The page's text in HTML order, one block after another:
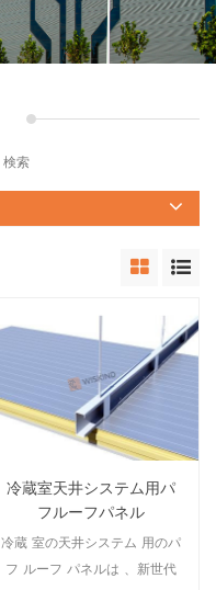
検索
冷蔵室天井システム用パ
フルーフパネル
冷蔵 室の天井システム 用のパ
フ ルーフ パネルは 、新世代